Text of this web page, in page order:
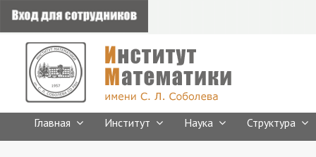
Главная Институт Наука Структура